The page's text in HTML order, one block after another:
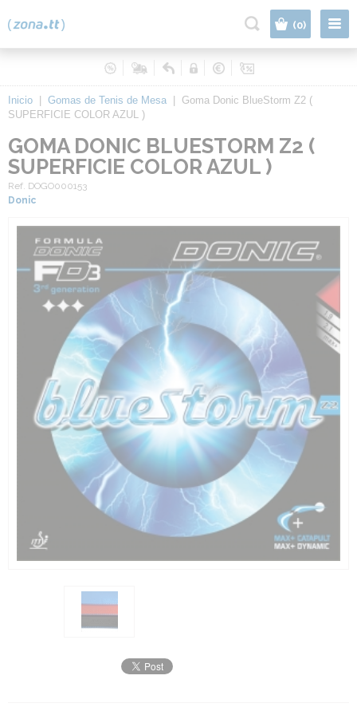
(0)
Inicio Gomas de Tenis de Mesa
Goma Donic BlueStorm Z2 (
SUPERFICIE COLOR AZUL )
GOMA DONIC BLUESTORM Z2 (
SUPERFICIE COLOR AZUL )
Ref. DOGO000153
Donic